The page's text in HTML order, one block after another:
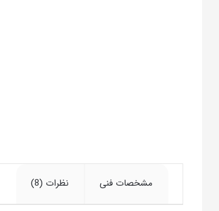
مشخصات فنی نظرات (8)